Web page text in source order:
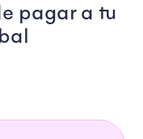
pagar a tu